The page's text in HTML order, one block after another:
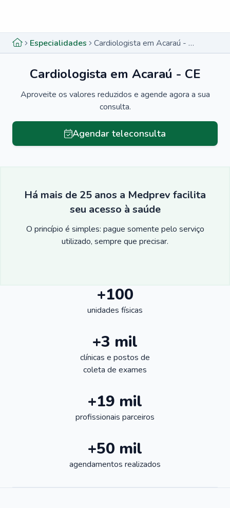
Especialidades Cardiologista em Acaraú - CE
Cardiologista em Acaraú - CE
Aproveite os valores reduzidos e agende agora a sua
consulta.
Agendar teleconsulta
Há mais de 25 anos a Medprev facilita
seu acesso à saúde
O princípio é simples: pague somente pelo serviço
utilizado, sempre que precisar.
+100
unidades físicas
+3 mil
clínicas e postos de
coleta de exames
+19 mil
profissionais parceiros
+50 mil
agendamentos realizados